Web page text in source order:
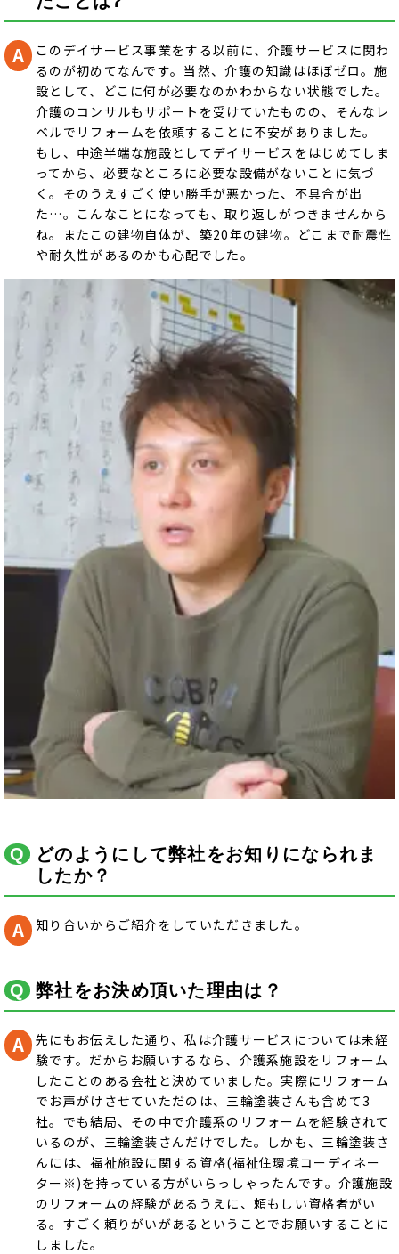
このデイサービス事業をする以前に、介護サービスに関わ
るのが初めてなんです。当然、介護の知識はほぼゼロ。施
設として、どこに何が必要なのかわからない状態でした。
介護のコンサルもサポートを受けていたものの、そんなレ
ベルでリフォームを依頼することに不安がありました。
もし、中途半端な施設としてデイサービスをはじめてしま
ってから、必要なところに必要な設備がないことに気づ
く。そのうえすごく使い勝手が悪かった、不具合が出
た…。こんなことになっても、取り返しがつきませんから
ね。またこの建物自体が、築20年の建物。どこまで耐震性
や耐久性があるのかも心配でした。
どのようにして弊社をお知りになられま
したか？
知り合いからご紹介をしていただきました。
弊社をお決め頂いた理由は？
先にもお伝えした通り、私は介護サービスについては未経
験です。だからお願いするなら、介護系施設をリフォーム
したことのある会社と決めていました。実際にリフォーム
でお声がけさせていただのは、三輪塗装さんも含めて3
社。でも結局、その中で介護系のリフォームを経験されて
いるのが、三輪塗装さんだけでした。しかも、三輪塗装さ
んには、福祉施設に関する資格(福祉住環境コーディネー
ター※)を持っている方がいらっしゃったんです。介護施設
のリフォームの経験があるうえに、頼もしい資格者がい
る。すごく頼りがいがあるということでお願いすることに
しました。